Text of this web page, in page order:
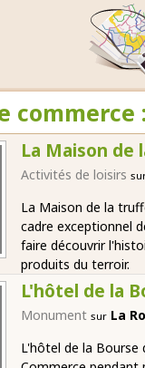
La Maison de
Activités de loisirs
La Maison de la
cadre exceptionnel
faire découvrir
produits du terroir.
L'hôtel de la
Monument sur La
L'hôtel de la Bourse